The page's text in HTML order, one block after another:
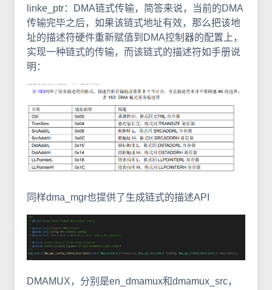
linke_ptr：DMA链式传输，简答来说，当前的DMA
传输完毕之后，如果该链式地址有效，那么把该地
址的描述符硬件重新赋值到DMA控制器的配置上，
实现一种链式的传输，而该链式的描述符如手册说
明：
同样dma_mgr也提供了生成链式的描述API
DMAMUX，分别是en_dmamux和dmamux_src，